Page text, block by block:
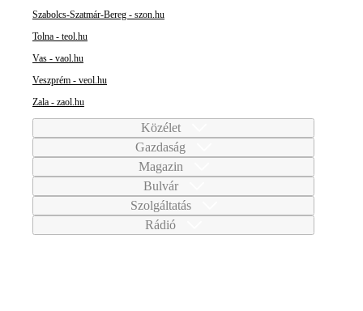
Szabolcs-Szatmár-Bereg - szon.hu
Tolna - teol.hu
Vas - vaol.hu
Veszprém - veol.hu
Zala - zaol.hu
Közélet
Gazdaság
Magazin
Bulvár
Szolgáltatás
Rádió